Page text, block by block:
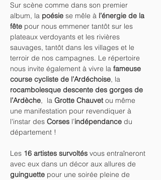
Sur scène comme dans son premier
album, la poésie se mêle à l’énergie de la
fête pour nous emmener tantôt sur les
plateaux verdoyants et les rivières
sauvages, tantôt dans les villages et le
terroir de nos campagnes. Le répertoire
nous invite également à vivre la fameuse
course cycliste de l’Ardéchoise, la
rocambolesque descente des gorges de
l’Ardèche,  la Grotte Chauvet ou même
une manifestation pour revendiquer à
l'instar des Corses l’indépendance du
département !
Les 16 artistes survoltés vous entraîneront
avec eux dans un décor aux allures de
guinguette pour une soirée pleine de